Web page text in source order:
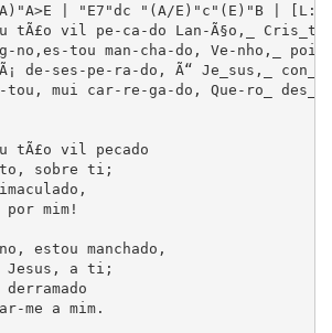
| "E7"dc "(A/E)"c"(E)"B |
tÃ£o vil pe-ca-do Lan-Ã§o,_
no,es-tou man-cha-do, Ve-nho,_
de-ses-pe-ra-do, Ã“ Je_sus,_
mui car-re-ga-do, Que-ro_
tÃ£o vil pecado
sobre ti;
por mim!
estou manchado,
Jesus, a ti;
me a mim.